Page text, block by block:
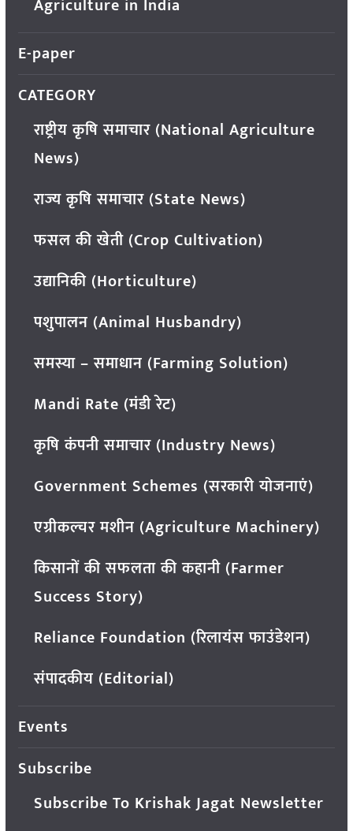
Agriculture in India
E-paper
CATEGORY
राष्ट्रीय कृषि समाचार (National Agriculture
News)
राज्य कृषि समाचार (State News)
फसल की खेती (Crop Cultivation)
उद्यानिकी (Horticulture)
पशुपालन (Animal Husbandry)
समस्या – समाधान (Farming Solution)
Mandi Rate (मंडी रेट)
कृषि कंपनी समाचार (Industry News)
Government Schemes (सरकारी योजनाएं)
एग्रीकल्चर मशीन (Agriculture Machinery)
किसानों की सफलता की कहानी (Farmer
Success Story)
Reliance Foundation (रिलायंस फाउंडेशन)
संपादकीय (Editorial)
Events
Subscribe
Subscribe To Krishak Jagat Newsletter